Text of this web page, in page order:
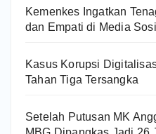
Kemenkes Ingatkan
dan Empati di Media
Kasus Korupsi
Tahan Tiga Tersangka
Setelah Putusan MK